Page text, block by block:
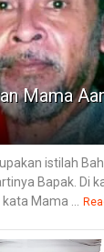
Mama
istilah
Bapak. Di
Mama ...